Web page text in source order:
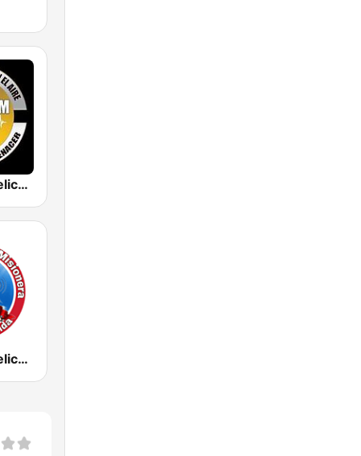
Radio Evangelica Internacional Renacer YSEA 90.5 FM
Radio Evangelica Misionera Fuente de Vida 97.3 FM